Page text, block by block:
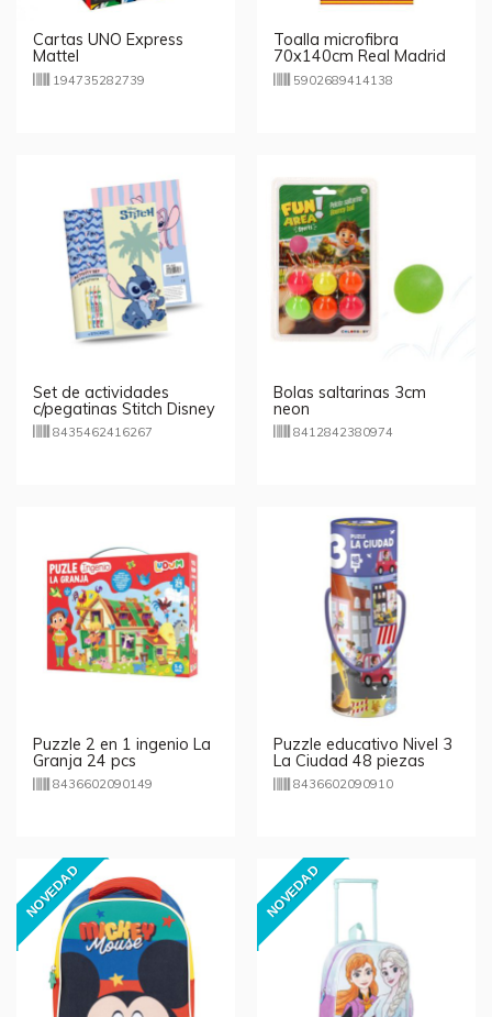
Cartas UNO Express
Mattel
194735282739
Toalla microfibra
70x140cm Real Madrid
FC 5902689414138
Set de actividades
c/pegatinas Stitch Disney
8435462416267
Bolas saltarinas 3cm
neon
8412842380974
Puzzle 2 en 1 ingenio La
Granja 24 pcs
8436602090149
Puzzle educativo Nivel 3
La Ciudad 48 piezas
8436602090910
NOVEDAD NOVEDAD